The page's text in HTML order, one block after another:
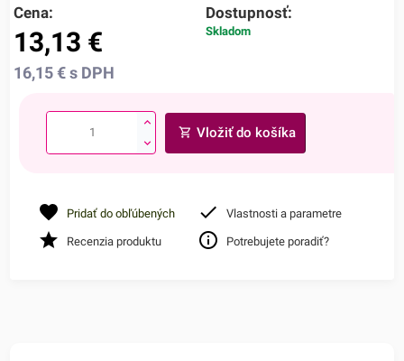
Cena:
13,13 €
16,15€ s DPH
Dostupnosť:
Skladom
Vložiť do košíka
Pridať do obľúbených Vlastnosti a parametre
Recenzia produktu Potrebujete poradiť?